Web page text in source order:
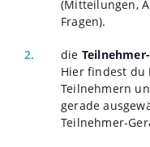
(Mitteilungen,
Fragen).
die
Hier findest du
Teilnehmern
gerade
Teilnehmer-